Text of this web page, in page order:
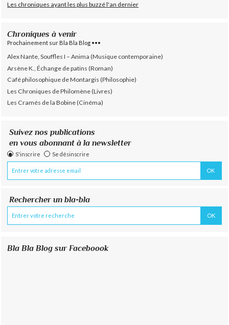
Les chroniques ayant les plus buzzé l'an dernier
Chroniques à venir
Prochainement sur Bla Bla Blog •••
Alex Nante, Souffles I – Anima (Musique contemporaine)
Arsène K., Échange de patins (Roman)
Café philosophique de Montargis (Philosophie)
Les Chroniques de Philomène (Livres)
Les Cramés de la Bobine (Cinéma)
Suivez nos publications
en vous abonnant à la newsletter
S'inscrire Se désinscrire
Rechercher un bla-bla
Bla Bla Blog sur Faceboook